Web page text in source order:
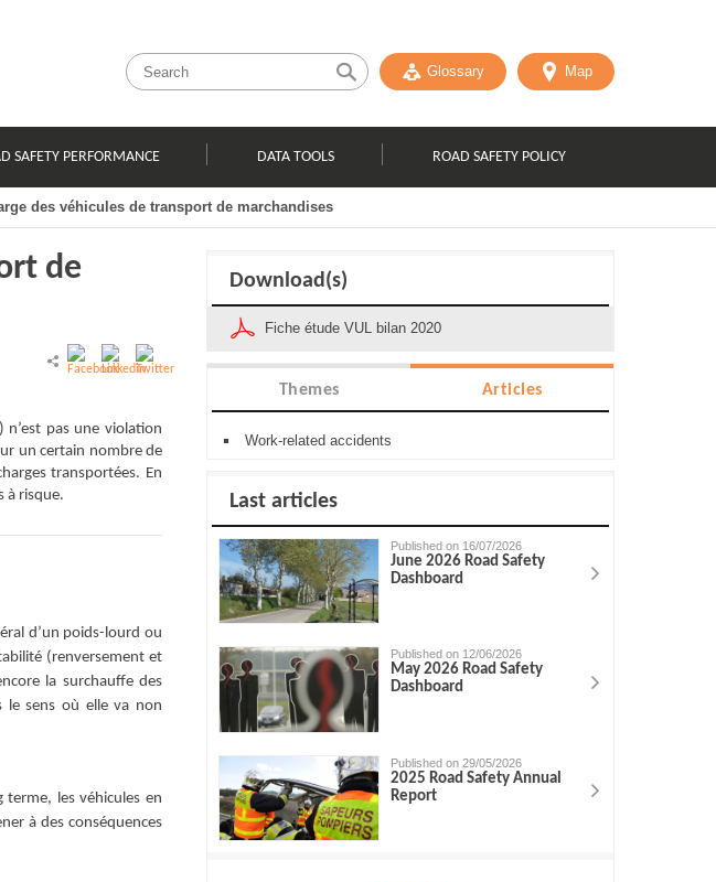
Glossary Map
SAFETY PERFORMANCE DATA TOOLS ROAD SAFETY POLICY
des véhicules de transport de marchandises
de
n’est pas une violation
un certain nombre de
transportées. En
à risque.
d’un poids-lourd ou
(renversement et
la surchauffe des
le sens où elle va non
les véhicules en
à des conséquences
Download(s)
Fiche étude VUL bilan 2020
Themes Articles
Work-related accidents
Last articles
Published on 16/07/2026
June 2026 Road Safety
Dashboard
Published on 12/06/2026
May 2026 Road Safety
Dashboard
Published on 29/05/2026
2025 Road Safety Annual
Report